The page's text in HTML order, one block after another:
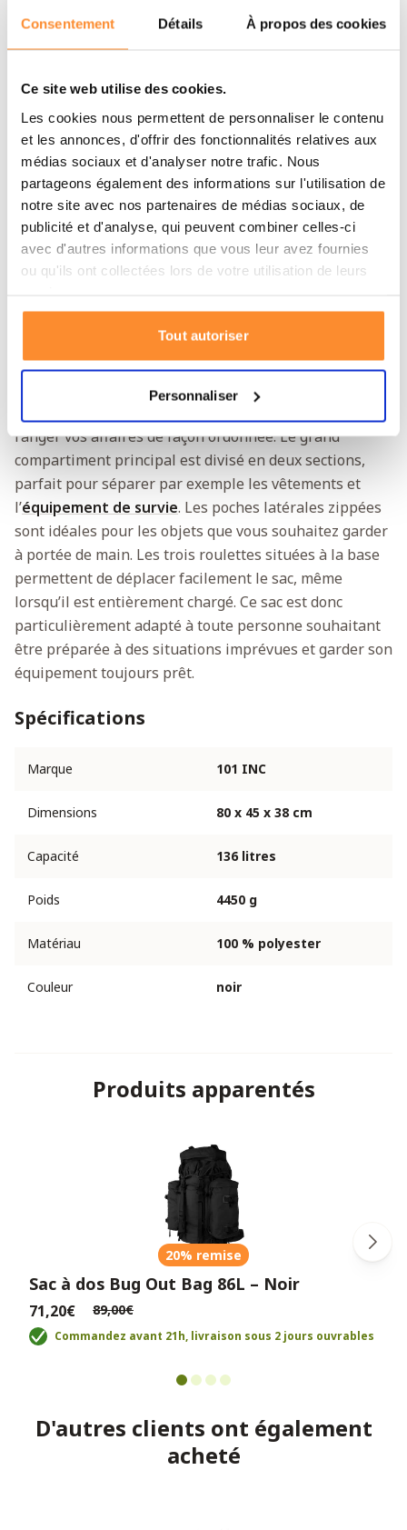
Consentement Détails À propos des cookies
Ce site web utilise des cookies.
Les cookies nous permettent de personnaliser le contenu
et les annonces, d'offrir des fonctionnalités relatives aux
médias sociaux et d'analyser notre trafic. Nous
partageons également des informations sur l'utilisation de
notre site avec nos partenaires de médias sociaux, de
publicité et d'analyse, qui peuvent combiner celles-ci
avec d'autres informations que vous leur avez fournies
ou qu'ils ont collectées lors de votre utilisation de leurs
Tout autoriser
Personnaliser
Plusieurs compartiments pour un rangement clair
Non totalement étanche
Ce sac d’évacuationà roulettes est conçu pour
transporter en une seule fois tous vos effets
essentiels. Avec sa capacité impressionnante de 136
litres et sa construction robuste, c’est le sac idéal pour
les situations d’urgence où il faut partir rapidement et
efficacement. Les fermetures éclair solides, les sangles
garantissent une durabilité et une fiabilité optimales,
même en cas d’utilisation intensive.
ranger vos affaires de façon ordonnée. Le grand
compartiment principal est divisé en deux sections,
parfait pour séparer par exemple les vêtements et
l’équipement de survie. Les poches latérales zippées
sont idéales pour les objets que vous souhaitez garder
à portée de main. Les trois roulettes situées à la base
permettent de déplacer facilement le sac, même
lorsqu’il est entièrement chargé. Ce sac est donc
particulièrement adapté à toute personne souhaitant
être préparée à des situations imprévues et garder son
équipement toujours prêt.
Spécifications
Marque 101 INC
Dimensions 80 x 45 x 38 cm
Capacité 136 litres
Poids 4450 g
Matériau 100 % polyester
Couleur noir
Produits apparentés
20% remise
Sac à dos Bug Out Bag 86L – Noir
71,20€ 89,00€
Commandez avant 21h, livraison sous 2 jours ouvrables
D'autres clients ont également
acheté